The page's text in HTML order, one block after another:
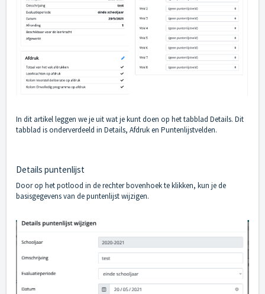
In dit artikel leggen we je uit wat je kunt doen op het tabblad Details. Dit
tabblad is onderverdeeld in Details, Afdruk en Puntenlijstvelden.
Details puntenlijst
Door op het potlood in de rechter bovenhoek te klikken, kun je de
basisgegevens van de puntenlijst wijzigen.